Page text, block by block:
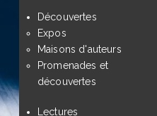
Découvertes
Expos
Maisons d'auteurs
Promenades et
découvertes
Lectures